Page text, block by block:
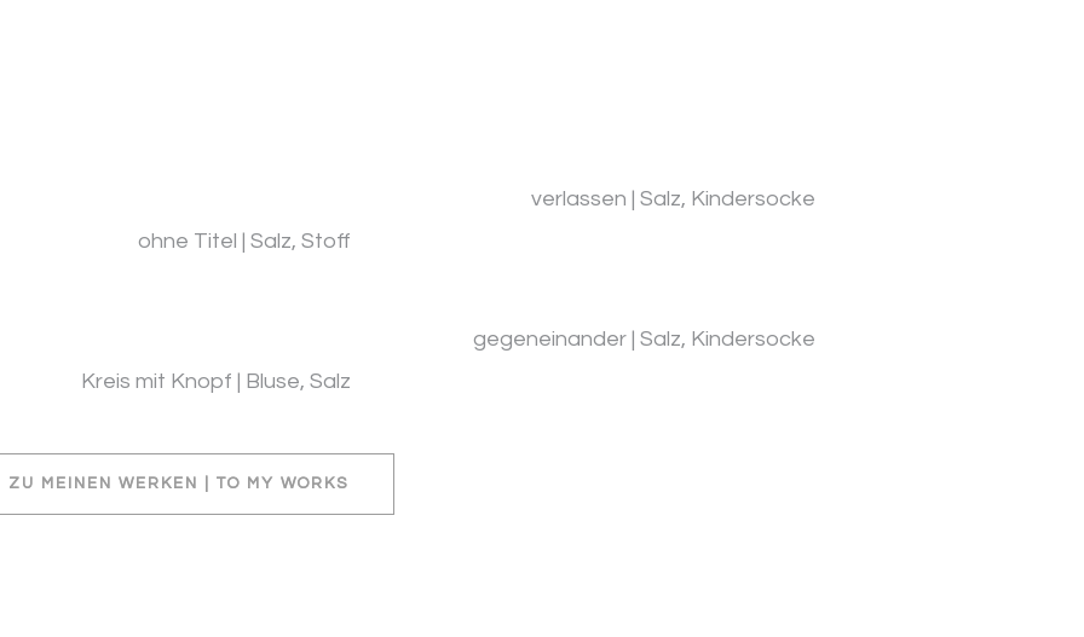
ohne Titel | Salz, Stoff
Kreis mit Knopf | Bluse, Salz
verlassen | Salz, Kindersocke
gegeneinander | Salz, Kindersocke
ZU MEINEN WERKEN | TO MY WORKS